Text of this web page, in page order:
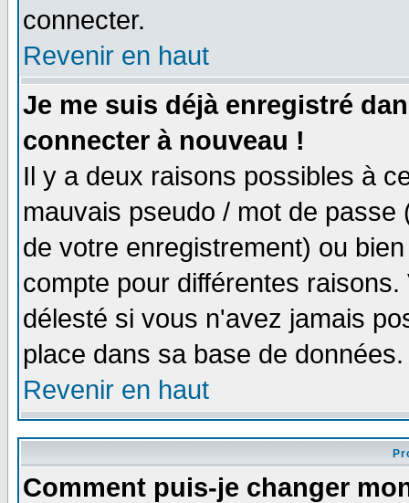
connecter.
Revenir en haut
Je me suis déjà enregistré
connecter à nouveau !
Il y a deux raisons possibles à
mauvais pseudo / mot de
de votre enregistrement) ou
compte pour différentes
délesté si vous n'avez jamais
place dans sa base de
Revenir en haut
Comment puis-je changer